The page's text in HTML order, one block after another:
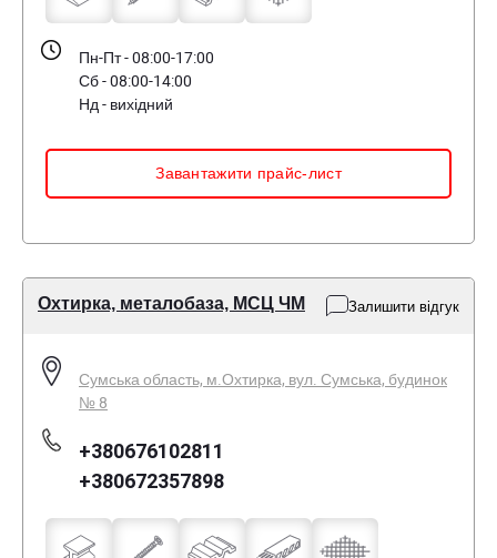
Пн-Пт - 08:00-17:00
Сб - 08:00-14:00
Нд - вихідний
Завантажити прайс-лист
Охтирка, металобаза, МСЦ ЧМ Залишити відгук
Сумська область, м.Охтирка, вул. Сумська, будинок
№ 8
+380676102811
+380672357898